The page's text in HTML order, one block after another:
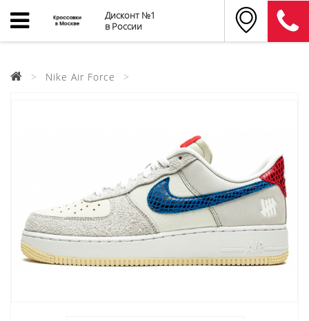
Дисконт №1
в России
Nike Air Force